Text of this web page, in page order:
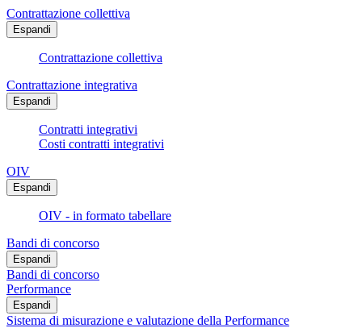
Contrattazione collettiva
Espandi
Contrattazione collettiva
Contrattazione integrativa
Espandi
Contratti integrativi
Costi contratti integrativi
OIV
Espandi
OIV - in formato tabellare
Bandi di concorso
Espandi
Bandi di concorso
Performance
Espandi
Sistema di misurazione e valutazione della Performance